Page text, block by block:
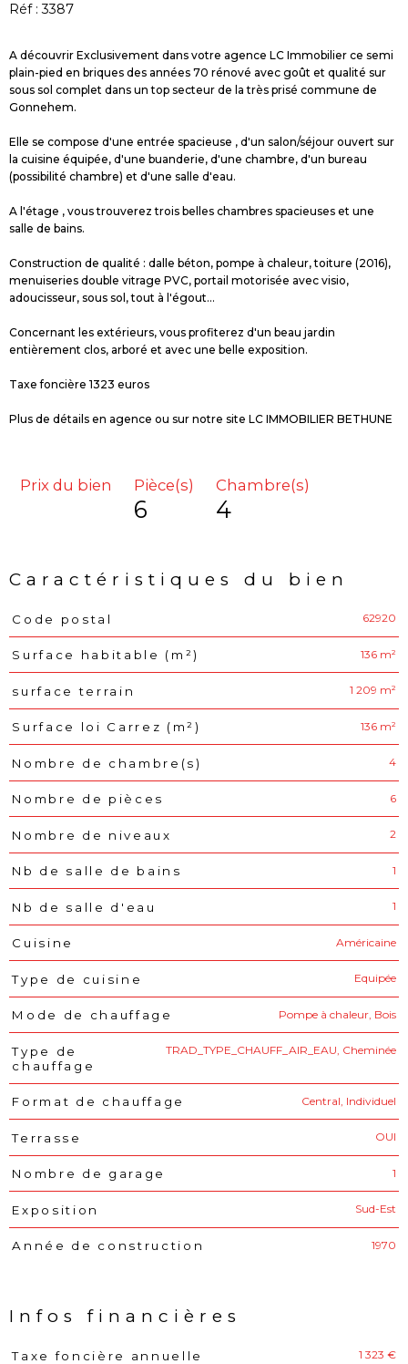
Réf : 3387
A découvrir Exclusivement dans votre agence LC Immobilier ce semi
plain-pied en briques des années 70 rénové avec goût et qualité sur
sous sol complet dans un top secteur de la très prisé commune de
Gonnehem.
Elle se compose d'une entrée spacieuse , d'un salon/séjour ouvert sur
la cuisine équipée, d'une buanderie, d'une chambre, d'un bureau
(possibilité chambre) et d'une salle d'eau.
A l'étage , vous trouverez trois belles chambres spacieuses et une
salle de bains.
Construction de qualité : dalle béton, pompe à chaleur, toiture (2016),
menuiseries double vitrage PVC, portail motorisée avec visio,
adoucisseur, sous sol, tout à l'égout...
Concernant les extérieurs, vous profiterez d'un beau jardin
entièrement clos, arboré et avec une belle exposition.
Taxe foncière 1323 euros
Plus de détails en agence ou sur notre site LC IMMOBILIER BETHUNE
Prix du bien Pièce(s)
6
Chambre(s)
4
Caractéristiques du bien
Caractéristiques Valeurs
Code postal 62920
Surface habitable (m²) 136 m²
surface terrain 1 209 m²
Surface loi Carrez (m²) 136 m²
Nombre de chambre(s) 4
Nombre de pièces 6
Nombre de niveaux 2
Nb de salle de bains 1
Nb de salle d'eau 1
Cuisine Américaine
Type de cuisine Equipée
Mode de chauffage Pompe à chaleur, Bois
Type de
chauffage
TRAD_TYPE_CHAUFF_AIR_EAU, Cheminée
Format de chauffage Central, Individuel
Terrasse OUI
Nombre de garage 1
Exposition Sud-Est
Année de construction 1970
Infos financières
Caractéristiques Valeurs
Taxe foncière annuelle 1 323 €